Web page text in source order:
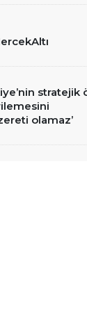
stratejik
olamaz’